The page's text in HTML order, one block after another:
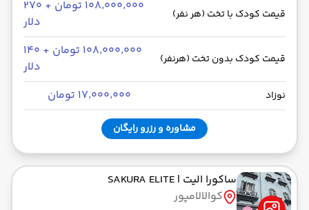
قیمت کودک با تخت (هر نفر)
۱۰۸٬۰۰۰٬۰۰۰ تومان + ۲۷۰
دلار
قیمت کودک بدون تخت (هرنفر)
۱۰۸٬۰۰۰٬۰۰۰ تومان + ۱۴۰
دلار
نوزاد ۱۷٬۰۰۰٬۰۰۰ تومان
مشاوره و رزرو رایگان
ساکورا الیت | SAKURA ELITE
کوالالامپور